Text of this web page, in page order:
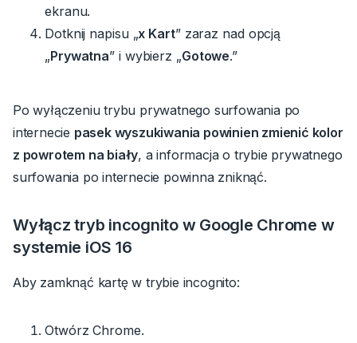
ekranu.
Dotknij napisu „x Kart” zaraz nad opcją
„Prywatna” i wybierz „Gotowe.”
Po wyłączeniu trybu prywatnego surfowania po
internecie pasek wyszukiwania powinien zmienić kolor
z powrotem na biały, a informacja o trybie prywatnego
surfowania po internecie powinna zniknąć.
Wyłącz tryb incognito w Google Chrome w
systemie iOS 16
Aby zamknąć kartę w trybie incognito:
Otwórz Chrome.